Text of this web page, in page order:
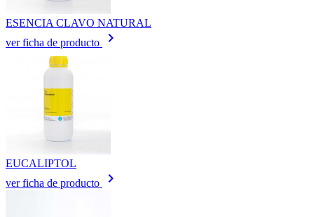
ESENCIA CLAVO NATURAL
ver ficha de producto
keyboard_arrow_right
EUCALIPTOL
ver ficha de producto
keyboard_arrow_right